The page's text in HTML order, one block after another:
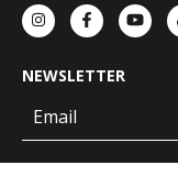
NEWSLETTER